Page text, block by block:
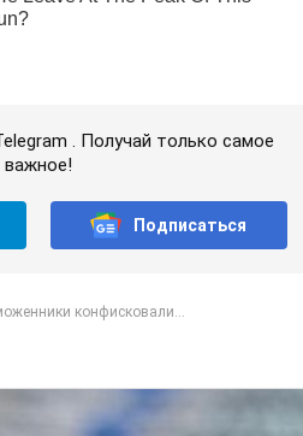
. Получай только самое
важное!
Подписаться
конфисковали...